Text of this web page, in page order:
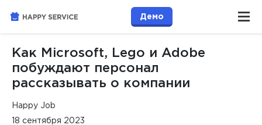
Демо
Как Microsoft, Lego и Adobe
побуждают персонал
рассказывать о компании
Happy Job
18 сентября 2023